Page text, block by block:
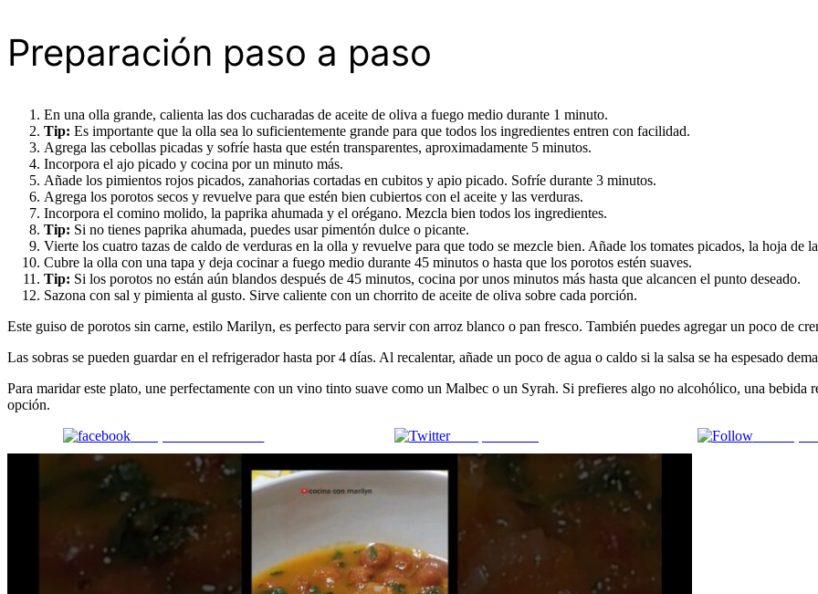
Preparación paso a paso
En una olla grande, calienta las dos cucharadas de aceite de oliva a fuego medio durante 1 minuto.
Tip: Es importante que la olla sea lo suficientemente grande para que todos los ingredientes entren con facilidad.
Agrega las cebollas picadas y sofríe hasta que estén transparentes, aproximadamente 5 minutos.
Incorpora el ajo picado y cocina por un minuto más.
Añade los pimientos rojos picados, zanahorias cortadas en cubitos y apio picado. Sofríe durante 3 minutos.
Agrega los porotos secos y revuelve para que estén bien cubiertos con el aceite y las verduras.
Incorpora el comino molido, la paprika ahumada y el orégano. Mezcla bien todos los ingredientes.
Tip: Si no tienes paprika ahumada, puedes usar pimentón dulce o picante.
Vierte los cuatro tazas de caldo de verduras en la olla y revuelve para que todo se mezcle bien. Añade los tomates picados, la hoja de
Cubre la olla con una tapa y deja cocinar a fuego medio durante 45 minutos o hasta que los porotos estén suaves.
Tip: Si los porotos no están aún blandos después de 45 minutos, cocina por unos minutos más hasta que alcancen el punto deseado.
Sazona con sal y pimienta al gusto. Sirve caliente con un chorrito de aceite de oliva sobre cada porción.
Este guiso de porotos sin carne, estilo Marilyn, es perfecto para servir con arroz blanco o pan fresco. También puedes agregar un poco de
Las sobras se pueden guardar en el refrigerador hasta por 4 días. Al recalentar, añade un poco de agua o caldo si la salsa se ha espesado
Para maridar este plato, une perfectamente con un vino tinto suave como un Malbec o un Syrah. Si prefieres algo no alcohólico, una bebida
opción.
Comparte en Facebook
Comparte en X Enviar por